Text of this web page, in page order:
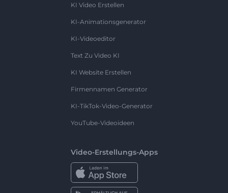
KI Video Erstellen
KI-Animationsgenerator
KI-Videoeditor
Text Zu Video KI
KI Website Erstellen
Firmennamen Generator
KI-TikTok-Video-Generator
YouTube-Videoideen
Video-Erstellungs-Apps